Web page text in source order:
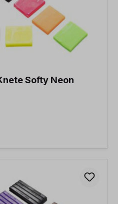
Softy Neon